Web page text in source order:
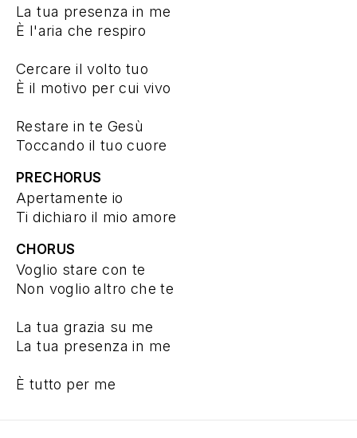
La tua presenza in me
È l'aria che respiro
Cercare il volto tuo
È il motivo per cui vivo
Restare in te Gesù
Toccando il tuo cuore
PRECHORUS
Apertamente io
Ti dichiaro il mio amore
CHORUS
Voglio stare con te
Non voglio altro che te
La tua grazia su me
La tua presenza in me
È tutto per me